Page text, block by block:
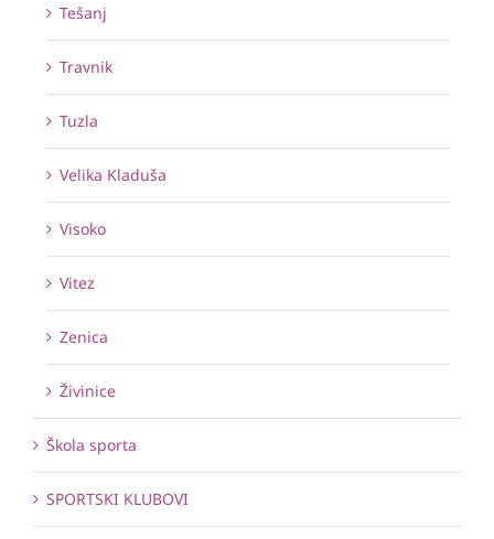
Tešanj
Travnik
Tuzla
Velika Kladuša
Visoko
Vitez
Zenica
Živinice
Škola sporta
SPORTSKI KLUBOVI